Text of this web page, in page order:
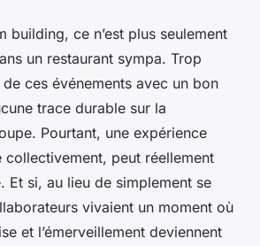
building, ce n’est plus seulement
un restaurant sympa. Trop
de ces événements avec un bon
trace durable sur la
Pourtant, une expérience
collectivement, peut réellement
Et si, au lieu de simplement se
vivaient un moment où
et l’émerveillement deviennent